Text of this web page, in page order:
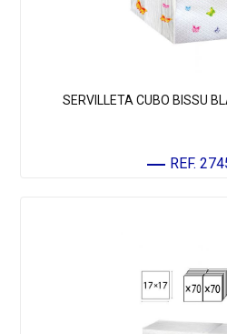
SERVILLETA CUBO BISSU
REF.